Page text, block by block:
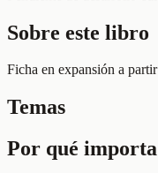
Sobre este libro
Ficha en expansión a
Temas
Por qué